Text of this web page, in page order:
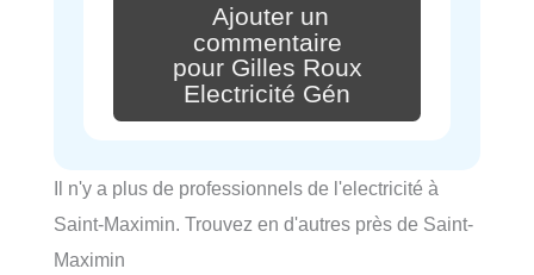
Ajouter un
commentaire
pour Gilles Roux
Electricité Gén
Il n'y a plus de professionnels de l'electricité à
Saint-Maximin. Trouvez en d'autres près de Saint-
Maximin